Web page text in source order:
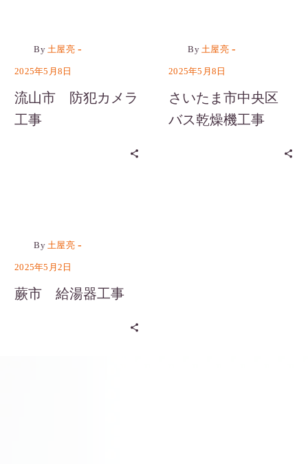
By 土屋亮-
2025年5月8日
流山市 防犯カメラ
工事
By 土屋亮-
2025年5月8日
さいたま市中央区
バス乾燥機工事
By 土屋亮-
2025年5月2日
蕨市 給湯器工事